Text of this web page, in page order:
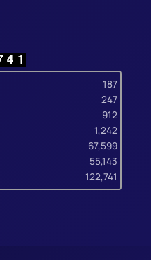
187
247
912
1,242
67,599
55,143
122,741